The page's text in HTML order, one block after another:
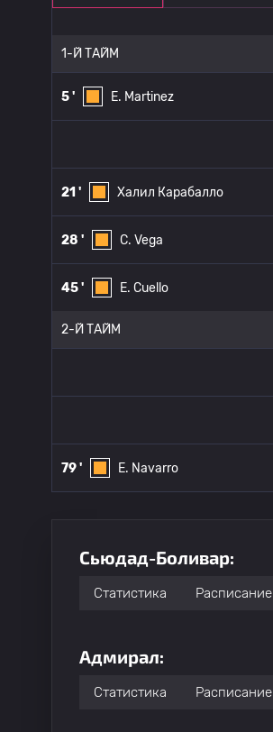
1-Й ТАЙМ
5 ' E. Martinez
21 ' Халил Карабалло
28 ' C. Vega
45 ' E. Cuello
2-Й ТАЙМ
79 ' E. Navarro
Сьюдад-Боливар:
Статистика Расписание
Адмирал:
Статистика Расписание